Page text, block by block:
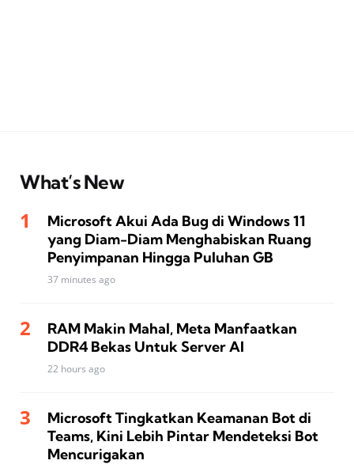
What’s New
Microsoft Akui Ada Bug di Windows 11
yang Diam-Diam Menghabiskan Ruang
Penyimpanan Hingga Puluhan GB
37 minutes ago
RAM Makin Mahal, Meta Manfaatkan
DDR4 Bekas Untuk Server AI
22 hours ago
Microsoft Tingkatkan Keamanan Bot di
Teams, Kini Lebih Pintar Mendeteksi Bot
Mencurigakan